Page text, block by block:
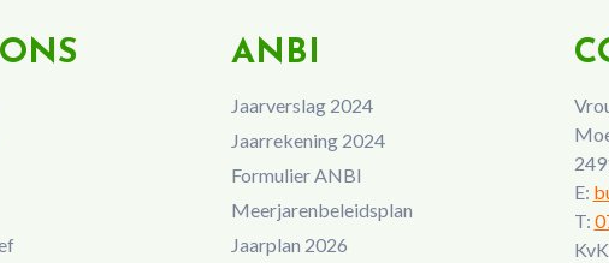
ANBI
Jaarverslag 2024
Jaarrekening 2024
Formulier ANBI
Meerjarenbeleidsplan
Jaarplan 2026
E:
T: